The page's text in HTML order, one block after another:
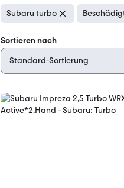
Subaru turbo
Sortieren nach